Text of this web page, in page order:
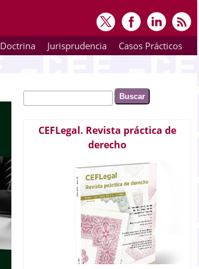
Doctrina Jurisprudencia Casos Prácticos
Formulario de búsqueda
Buscar
CEFLegal. Revista práctica de
derecho